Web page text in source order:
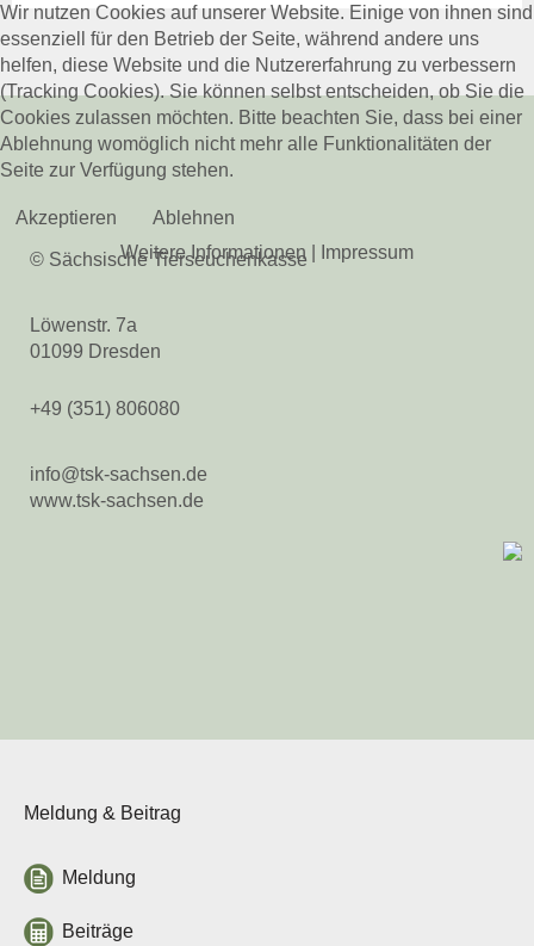
Schaf- & Ziegengesundheit
Veröffentlichungen
Beihilfen & Leistungen
Kontakt
Veranstaltungen
Kontakt
© Sächsische Tierseuchenkasse
Löwenstr. 7a
01099 Dresden
+49 (351) 806080
info@tsk-sachsen.de
www.tsk-sachsen.de
Meldung & Beitrag
Meldung
Beiträge
Wir nutzen Cookies auf unserer Website. Einige von ihnen sind
essenziell für den Betrieb der Seite, während andere uns
helfen, diese Website und die Nutzererfahrung zu verbessern
(Tracking Cookies). Sie können selbst entscheiden, ob Sie die
Cookies zulassen möchten. Bitte beachten Sie, dass bei einer
Ablehnung womöglich nicht mehr alle Funktionalitäten der
Seite zur Verfügung stehen.
Akzeptieren
Ablehnen
Weitere Informationen
Impressum